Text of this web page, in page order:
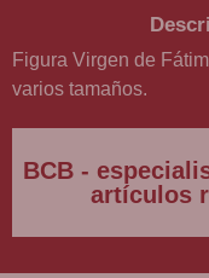
Figura Virgen de
varios tamaños.
BCB -
artículos